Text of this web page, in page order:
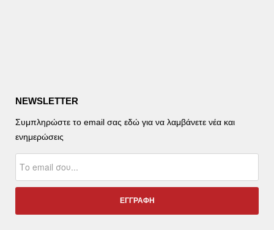
NEWSLETTER
Συμπληρώστε το email σας εδώ για να λαμβάνετε νέα και
ενημερώσεις